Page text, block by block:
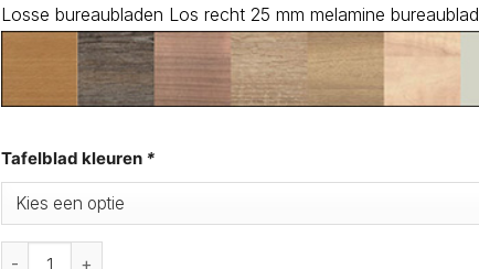
Losse bureaubladen Los recht 25 mm melamine bureaublad
Tafelblad kleuren *
Los bureaublad 120x80 cm aantal